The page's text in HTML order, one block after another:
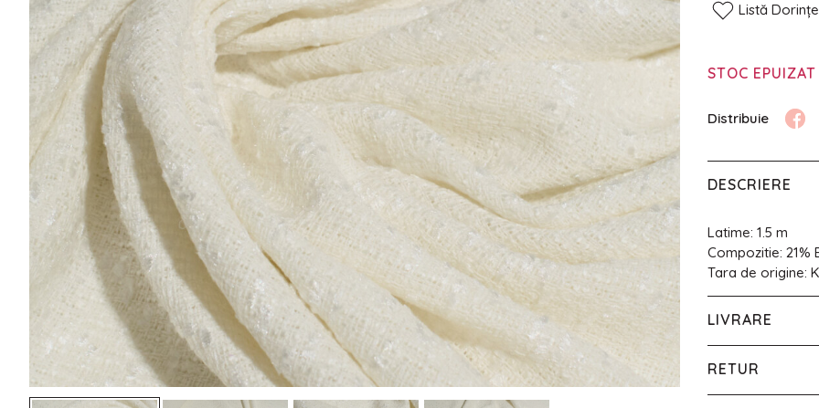
Listă Dorințe
STOC EPUIZAT
DESCRIERE
Latime: 1.5 m
Compozitie: 21%
Tara de origine:
LIVRARE
RETUR